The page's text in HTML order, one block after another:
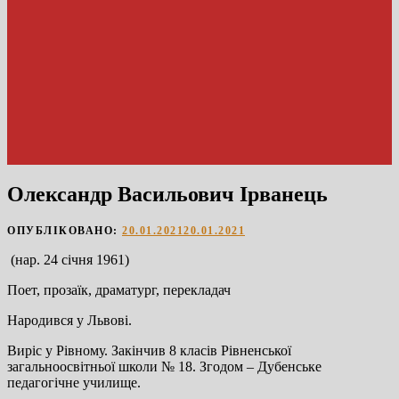
Олександр Васильович Ірванець
ОПУБЛІКОВАНО: 20.01.202120.01.2021
(нар. 24 січня 1961)
Поет, прозаїк, драматург, перекладач
Народився у Львові.
Виріс у Рівному. Закінчив 8 класів Рівненської
загальноосвітньої школи № 18. Згодом – Дубенське
педагогічне училище.